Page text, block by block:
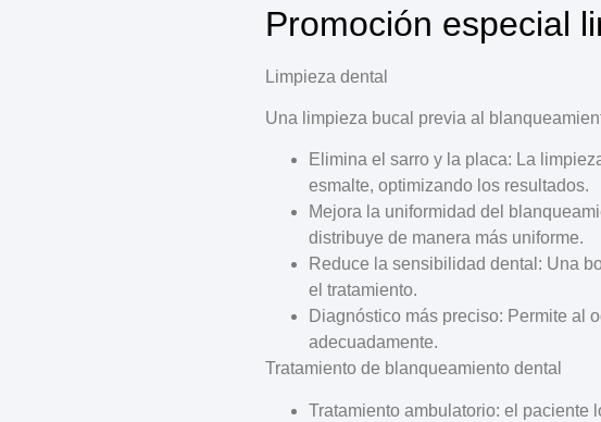
Promoción especial
Limpieza dental
Una limpieza bucal previa al
Elimina el sarro y la placa: La
esmalte, optimizando los resultados.
Mejora la uniformidad del
distribuye de manera más uniforme.
Reduce la sensibilidad dental : Una
el tratamiento.
Diagnóstico más preciso: Permite al
adecuadamente.
Tratamiento de blanqueamiento dental
Tratamiento ambulatorio: el paciente